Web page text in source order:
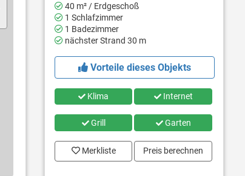
40 m² / Erdgeschoß
1 Schlafzimmer
1 Badezimmer
nächster Strand 30 m
Vorteile dieses Objekts
Klima Internet
Grill Garten
Merkliste Preis berechnen